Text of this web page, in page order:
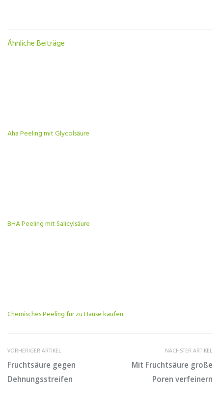
Ähnliche Beiträge
Aha Peeling mit Glycolsäure
BHA Peeling mit Salicylsäure
Chemisches Peeling für zu Hause kaufen
VORHERIGER ARTIKEL
Fruchtsäure gegen
Dehnungsstreifen
NÄCHSTER ARTIKEL
Mit Fruchtsäure große
Poren verfeinern